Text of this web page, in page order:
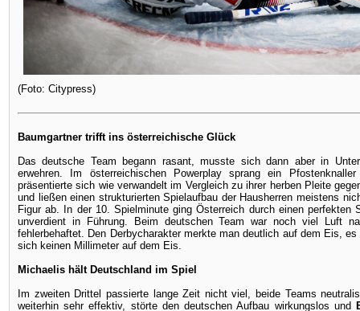
(Foto: Citypress)
Baumgartner trifft ins österreichische Glück
Das deutsche Team begann rasant, musste sich dann aber in
erwehren. Im österreichischen Powerplay sprang ein
präsentierte sich wie verwandelt im Vergleich zu ihrer herben Pleite
und ließen einen strukturierten Spielaufbau der Hausherren meistens
Figur ab. In der 10. Spielminute ging Österreich durch einen perfekten
unverdient in Führung. Beim deutschen Team war noch viel Luft
fehlerbehaftet. Den Derbycharakter merkte man deutlich auf dem Eis,
sich keinen Millimeter auf dem Eis.
Michaelis hält Deutschland im Spiel
Im zweiten Drittel passierte lange Zeit nicht viel, beide Teams
weiterhin sehr effektiv, störte den deutschen Aufbau wirkungslos und